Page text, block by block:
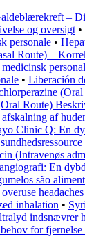
–
og oversigt •
personale •
Route) –
• Liberación
Route)
af
Clinic Q: En
(Intravenøs
En
são
inhalation •
indsnævrer
for